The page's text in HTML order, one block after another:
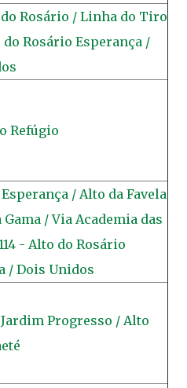
do Rosário / Linha do Tiro
do Rosário Esperança /
Refúgio
/ Alto da Favela
Gama / Via Academia das
- Alto do Rosário
/ Dois Unidos
Progresso / Alto